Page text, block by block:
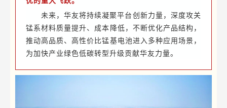
未来，华友将持续凝聚平台创新力量，深度攻关
锰系材料质量提升、成本降低，不断优化产品结构，
推动高品质、高性价比锰基电池进入多种应用场景，
为加快产业绿色低碳转型升级贡献华友力量。